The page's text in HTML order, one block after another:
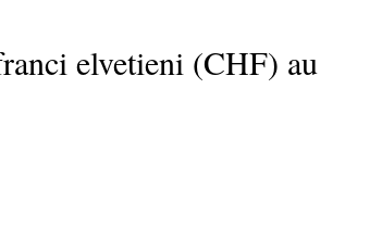
elvetieni (CHF) au